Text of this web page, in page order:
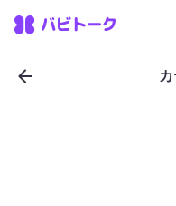
arrow_back